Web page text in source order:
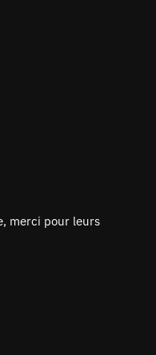
merci pour leurs